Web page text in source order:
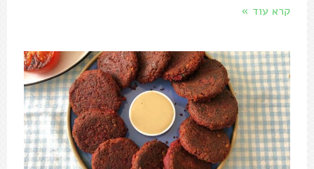
קרא עוד »